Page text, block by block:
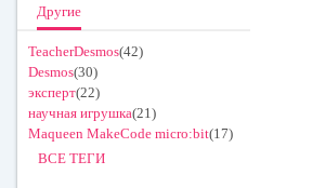
Другие
TeacherDesmos(42)
Desmos(30)
эксперт(22)
научная игрушка(21)
Maqueen MakeCode micro:bit(17)
ВСЕ ТЕГИ